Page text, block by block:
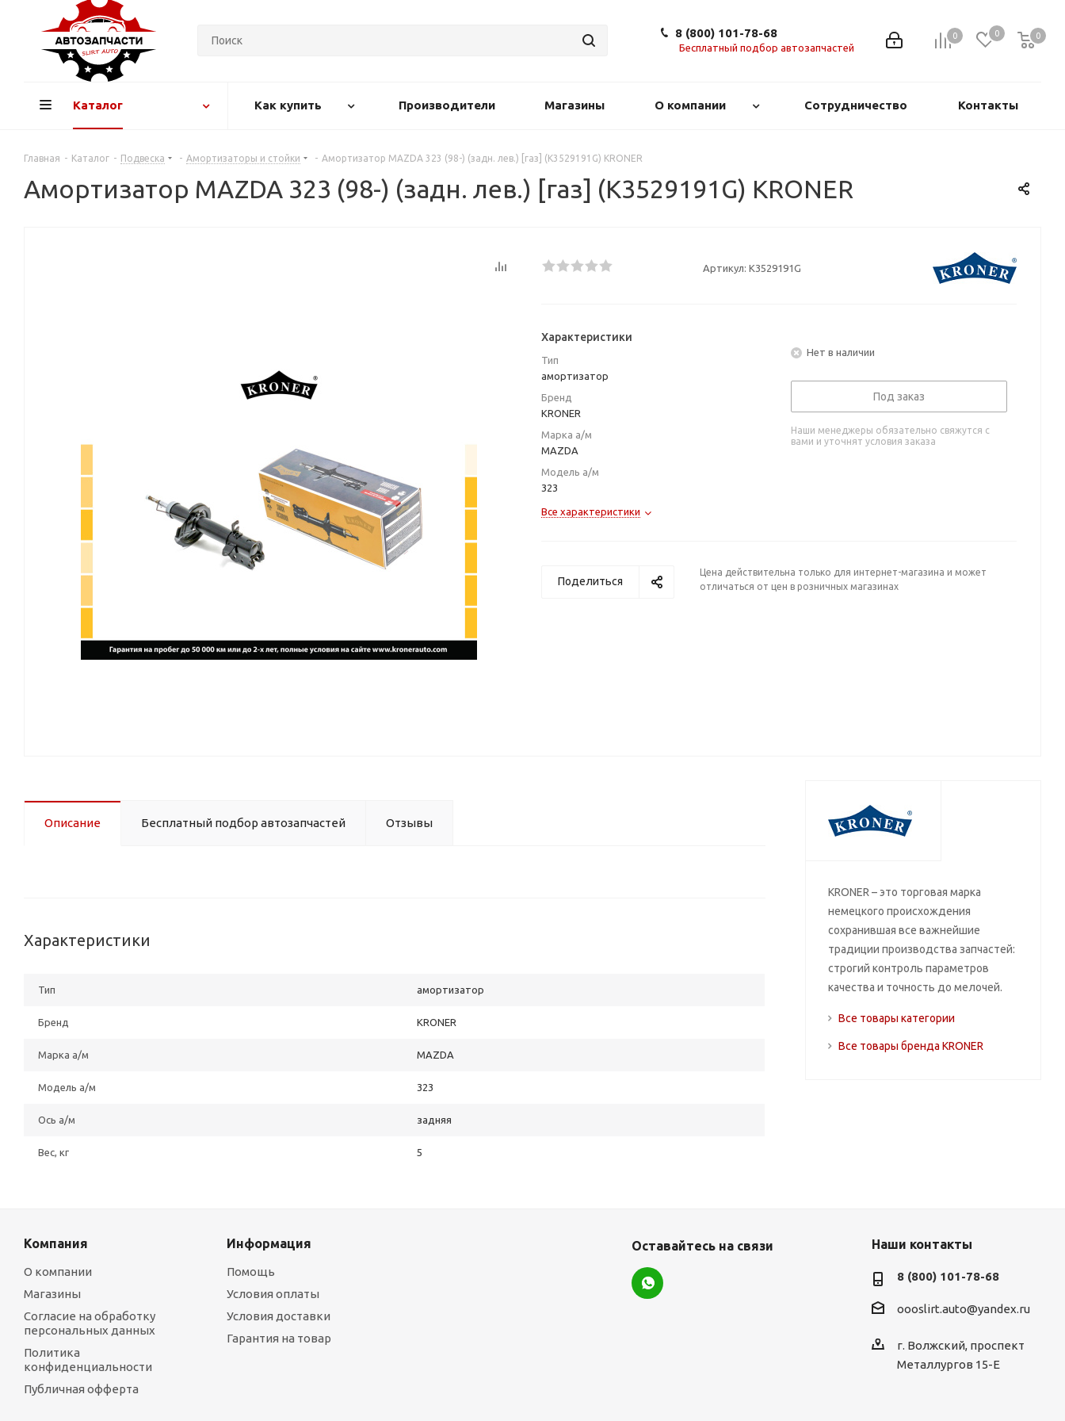
0 0 0
0
8 (800) 101-78-68
Бесплатный подбор автозапчастей
Каталог Как купить Производители Магазины О компании Сотрудничество Контакты
Главная - Каталог - Подвеска - Амортизаторы и стойки - Амортизатор MAZDA 323 (98-) (задн. лев.) [газ] (K3529191G) KRONER
Амортизатор MAZDA 323 (98-) (задн. лев.) [газ] (K3529191G) KRONER
Артикул: K3529191G
Характеристики
Тип
амортизатор
Бренд
KRONER
Марка а/м
MAZDA
Модель а/м
323
Все характеристики
Нет в наличии
Под заказ
Наши менеджеры обязательно свяжутся с
вами и уточнят условия заказа
Поделиться
Цена действительна только для интернет-магазина и может
отличаться от цен в розничных магазинах
Описание Бесплатный подбор автозапчастей Отзывы
Характеристики
Тип амортизатор
Бренд KRONER
Марка а/м MAZDA
Модель а/м 323
Ось а/м задняя
Вес, кг 5
KRONER – это торговая марка
немецкого происхождения
сохранившая все важнейшие
традиции производства запчастей:
строгий контроль параметров
качества и точность до мелочей.
Все товары категории
Все товары бренда KRONER
Компания
О компании
Магазины
Согласие на обработку
персональных данных
Политика
конфиденциальности
Публичная офферта
Информация
Помощь
Условия оплаты
Условия доставки
Гарантия на товар
Оставайтесь на связи Наши контакты
8 (800) 101-78-68
oooslirt.auto@yandex.ru
г. Волжский, проспект
Металлургов 15-Е